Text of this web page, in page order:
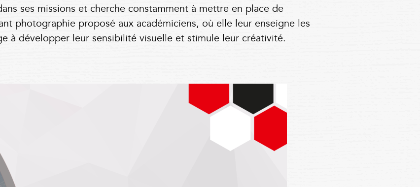
ses missions et cherche constamment à mettre en place de
photographie proposé aux académiciens, où elle leur enseigne les
à développer leur sensibilité visuelle et stimule leur créativité.